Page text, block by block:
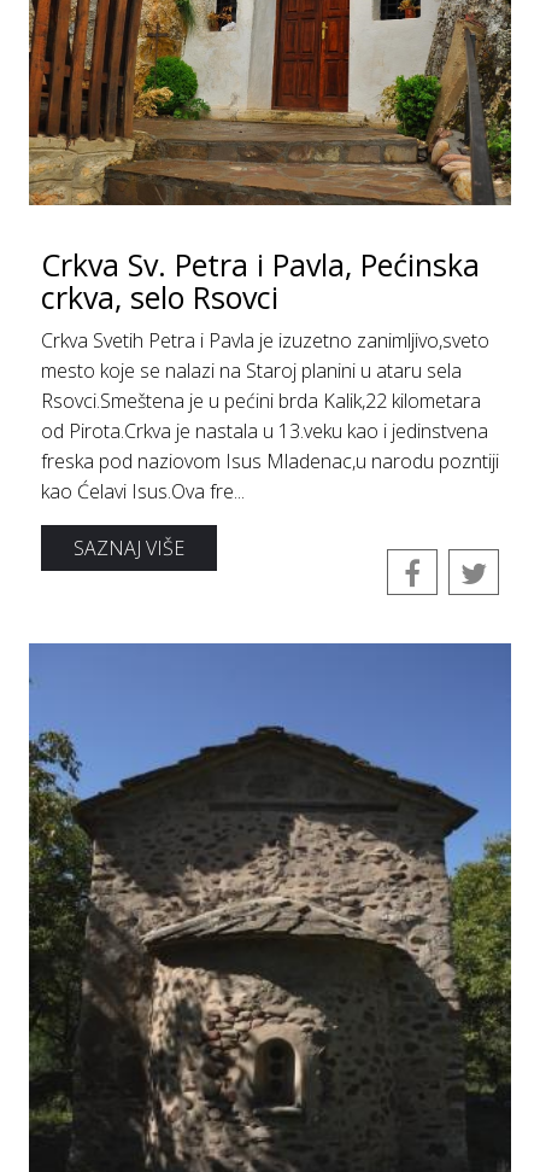
Crkvа Sv. Petrа i Pаvlа, Pećinskа
crkvа, selo Rsovci
Crkva Svetih Petra i Pavla je izuzetno zanimljivo,sveto
mesto koje se nalazi na Staroj planini u ataru sela
Rsovci.Smeštena je u pećini brda Kalik,22 kilometara
od Pirota.Crkva je nastala u 13.veku kao i jedinstvena
freska pod naziovom Isus Mladenac,u narodu pozntiji
kao Ćelavi Isus.Ova fre...
SAZNAJ VIŠE